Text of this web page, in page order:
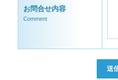
お問合せ内容
Comment